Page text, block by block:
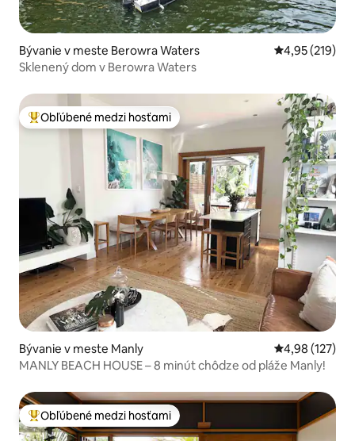
Bývanie v meste Berowra Waters Priemerné
4,95 (219)
Sklenený dom v Berowra Waters
Najobľúbenejšie medzi hosťami
Obľúbené medzi hosťami
Bývanie v meste Manly Priemerné
4,98 (127)
MANLY BEACH HOUSE – 8 minút chôdze od pláže Manly!
Najobľúbenejšie medzi hosťami
Obľúbené medzi hosťami